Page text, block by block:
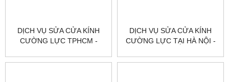
DỊCH VỤ SỬA CỬA KÍNH
CƯỜNG LỰC TPHCM -
DỊCH VỤ SỬA CỬA KÍNH
CƯỜNG LỰC TẠI HÀ NỘI -